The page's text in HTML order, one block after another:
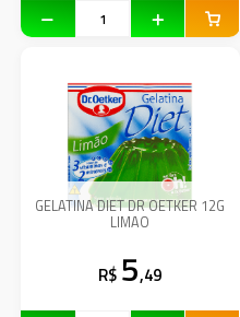
GELATINA DIET DR OETKER 12G
LIMAO
R$ 5,49